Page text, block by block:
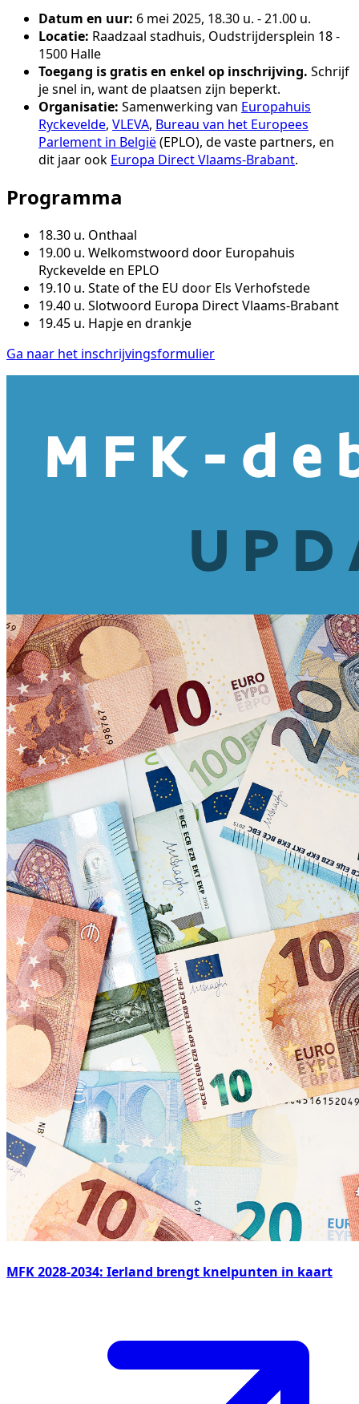
Datum en uur: 6 mei 2025, 18.30 u. - 21.00 u.
Locatie: Raadzaal stadhuis, Oudstrijdersplein 18 -
1500 Halle
Toegang is gratis en enkel op inschrijving. Schrijf
je snel in, want de plaatsen zijn beperkt.
Organisatie: Samenwerking van Europahuis
Ryckevelde, VLEVA, Bureau van het Europees
Parlement in België(EPLO), de vaste partners, en
dit jaar ook Europa Direct Vlaams-Brabant.
Programma
18.30 u. Onthaal
19.00 u. Welkomstwoord door Europahuis
Ryckevelde en EPLO
19.10 u. State of the EU door Els Verhofstede
19.40 u. Slotwoord Europa Direct Vlaams-Brabant
19.45 u. Hapje en drankje
Ga naar het inschrijvingsformulier
MFK 2028-2034: Ierland brengt knelpunten in kaart